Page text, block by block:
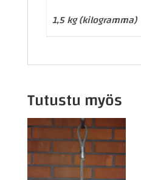
1,5 kg (kilogramma)
Tutustu myös